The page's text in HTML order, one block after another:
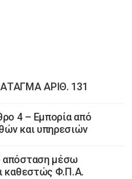
ΑΡΙΘ. 131
4 – Εμπορία από
και υπηρεσιών
απόσταση μέσω
καθεστώς Φ.Π.Α.